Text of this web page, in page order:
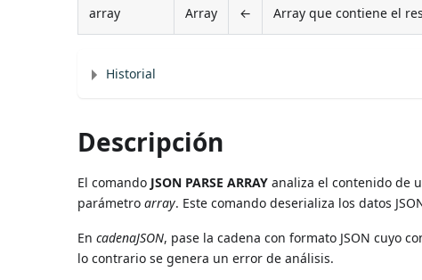
array Array ← Array que contiene el
Historial
Descripción
El comando JSON PARSE ARRAY analiza el contenido de
parámetroarray. Este comando deserializa los datos
EncadenaJSON, pase la cadena con formato JSON cuyo
lo contrario se genera un error de análisis.